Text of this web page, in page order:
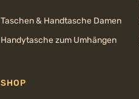
Taschen & Handtasche Damen
Handytasche zum Umhängen
SHOP